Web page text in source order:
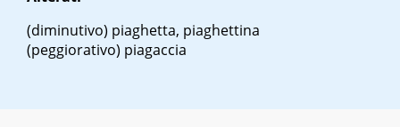
(diminutivo) piaghetta, piaghettina
(peggiorativo) piagaccia